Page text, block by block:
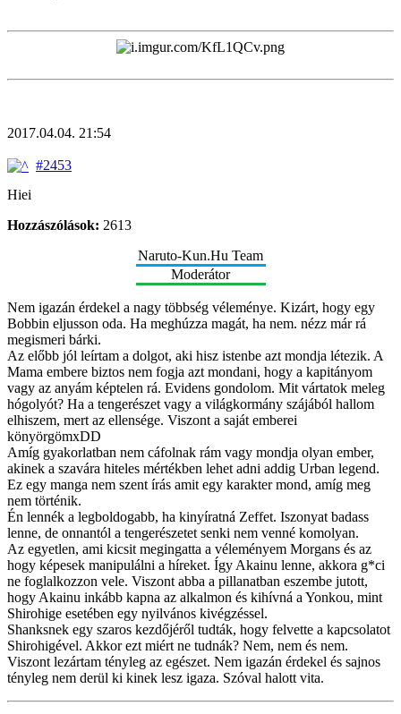
2017.04.04. 21:54
#2453
Hiei
Hozzászólások: 2613
Naruto-Kun.Hu Team
Moderátor
Nem igazán érdekel a nagy többség véleménye. Kizárt, hogy egy
Bobbin eljusson oda. Ha meghúzza magát, ha nem. nézz már rá
megismeri bárki.
Az előbb jól leírtam a dolgot, aki hisz istenbe azt mondja létezik. A
Mama embere biztos nem fogja azt mondani, hogy a kapitányom
vagy az anyám képtelen rá. Evidens gondolom. Mit vártatok meleg
hógolyót? Ha a tengerészet vagy a világkormány szájából hallom
elhiszem, mert az ellensége. Viszont a saját emberei
könyörgömxDD
Amíg gyakorlatban nem cáfolnak rám vagy mondja olyan ember,
akinek a szavára hiteles mértékben lehet adni addig Urban legend.
Ez egy manga nem szent írás amit egy karakter mond, amíg meg
nem történik.
Én lennék a legboldogabb, ha kinyíratná Zeffet. Iszonyat badass
lenne, de onnantól a tengerészetet senki nem venné komolyan.
Az egyetlen, ami kicsit megingatta a véleményem Morgans és az
hogy képesek manipulálni a híreket. Így Akainu lenne, akkora g*ci
ne foglalkozzon vele. Viszont abba a pillanatban eszembe jutott,
hogy Akainu inkább kapna az alkalmon és kihívná a Yonkou, mint
Shirohige esetében egy nyilvános kivégzéssel.
Shanksnek egy szaros kezdőjéről tudták, hogy felvette a kapcsolatot
Shirohigével. Akkor ezt miért ne tudnák? Nem, nem és nem.
Viszont lezártam tényleg az egészet. Nem igazán érdekel és sajnos
tényleg nem derül ki kinek lesz igaza. Szóval halott vita.